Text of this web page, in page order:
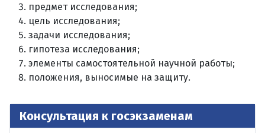
Консультация к госэкзаменам
предмет исследования;
цель исследования;
задачи исследования;
гипотеза исследования;
элементы самостоятельной научной работы;
положения, выносимые на защиту.